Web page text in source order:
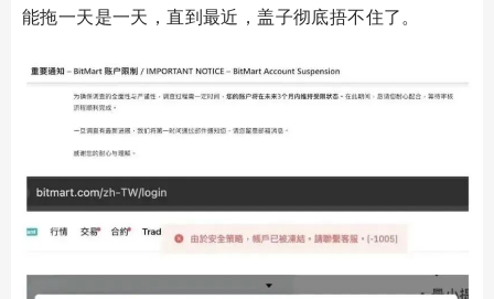
能拖一天是一天，直到最近，盖子彻底捂不住了。